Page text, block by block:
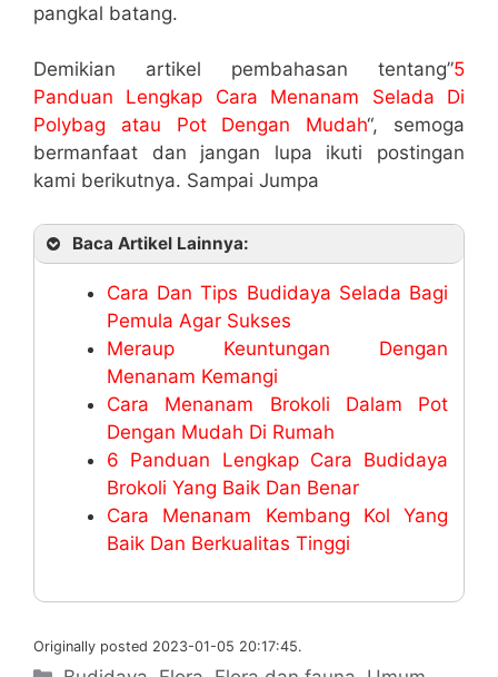
pangkal batang.
Demikian artikel pembahasan tentang”5
Panduan Lengkap Cara Menanam Selada Di
Polybag atau Pot Dengan Mudah“, semoga
bermanfaat dan jangan lupa ikuti postingan
kami berikutnya. Sampai Jumpa
Baca Artikel Lainnya:
Cara Dan Tips Budidaya Selada Bagi
Pemula Agar Sukses
Meraup Keuntungan Dengan
Menanam Kemangi
Cara Menanam Brokoli Dalam Pot
Dengan Mudah Di Rumah
6 Panduan Lengkap Cara Budidaya
Brokoli Yang Baik Dan Benar
Cara Menanam Kembang Kol Yang
Baik Dan Berkualitas Tinggi
Originally posted 2023-01-05 20:17:45.